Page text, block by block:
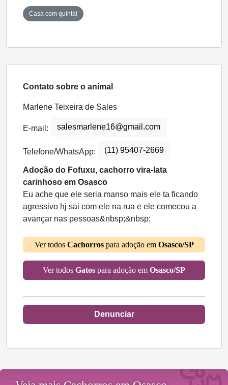
Casa com quintal
Contato sobre o animal
Marlene Teixeira de Sales
E-mail: salesmarlene16@gmail.com
Telefone/WhatsApp: (11) 95407-2669
Adoção do Fofuxu, cachorro vira-lata
carinhoso em Osasco
Eu ache que ele seria manso mais ele ta ficando
agressivo hj sai com ele na rua e ele comecou a
avançar nas pessoas&nbsp;&nbsp;
Ver todos Cachorrospara adoção em Osasco/SP
Ver todos Gatos para adoção em Osasco/SP
Denunciar